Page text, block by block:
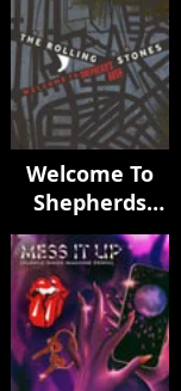
Welcome To
Shepherds
Bush (Live)